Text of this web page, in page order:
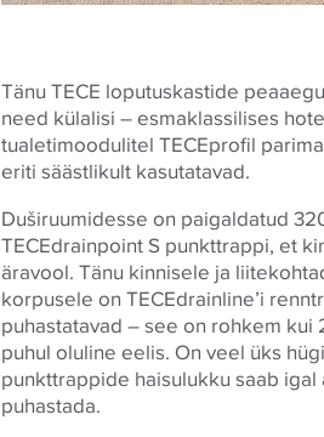
Tänu TECE loputuskastide
need külalisi – esmaklassilises
tualetimoodulitel TECEprofil
eriti säästlikult kasutatavad.
Duširuumidesse on paigaldatud
TECEdrainpoint S punkttrappi, et
äravool. Tänu kinnisele ja
korpusele on TECEdrainline’i
puhastatavad – see on rohkem
puhul oluline eelis. On veel üks
punkttrappide haisulukku saab
puhastada.